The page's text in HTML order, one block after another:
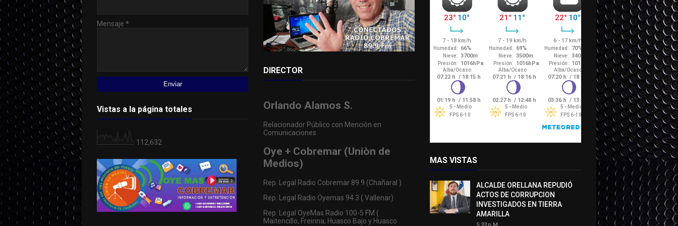
Mensaje *
Vistas a la página totales
112,632
DIRECTOR
Orlando Alamos S.
Relacionador Público con Menciòn en
Comunicaciones
Oye + Cobremar (Uniòn de
Medios)
Rep. Legal Radio Cobremar 89.9 (Chañaral )
Rep. Legal Radio Oyemas 94.3 ( Vallenar)
Rep. Legal OyeMas Radio 100-5 FM (
Maitencillo, Freirina, Huasco Bajo y Huasco
MAS VISTAS
ALCALDE ORELLANA REPUDIÓ
ACTOS DE CORRUPCION
INVESTIGADOS EN TIERRA
AMARILLA